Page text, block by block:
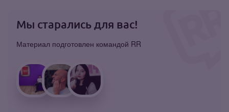
Мы старались для вас!
Материал подготовлен командой RR